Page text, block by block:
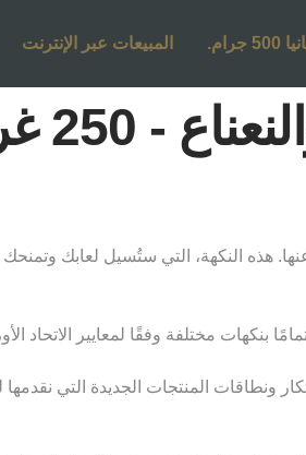
500 جرام. المبيعات عبر الإنترنت
غرام
هذه النكهة، التي ستُسيل لعابك وتمنحك
مختلفة وفقًا لمعايير الاتحاد
ونطاقات المنتجات الجديدة التي